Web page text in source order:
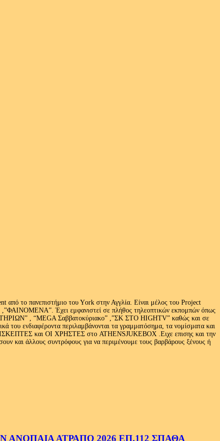
από το πανεπιστήμιο του Υork στην Αγγλία. Είναι μέλος του Project
,”ΦΑΙΝΟΜΕΝΑ”. Έχει εμφανιστεί σε πλήθος τηλεοπτικών εκπομπών όπως
, “MEGA Σαββατοκύριακο” ,”ΣΚ ΣΤΟ HIGHTV” καθώς και σε
του ενδιαφέροντα περιλαμβάνονται τα γραμματόσημα, τα νομίσματα και
και ΟΙ ΧΡΗΣΤΕΣ στο ATHENSJUKEBOX .Ειχε επισης και την
άλλους συντρόφους για να περιμένουμε τους βαρβάρους ξένους ή
ΑΤΡΑΠΟ 2026 ΕΠ.112 ΣΠΑΘΑ